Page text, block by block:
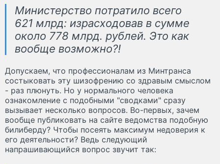
Министерство потратило всего
621 млрд: израсходовав в сумме
около 778 млрд. рублей. Это как
вообще возможно?!
Допускаем, что профессионалам из Минтранса
состыковать эту шизофрению со здравым смыслом
- раз плюнуть. Но у нормального человека
ознакомление с подобными "сводками" сразу
вызывает несколько вопросов. Во-первых, зачем
вообще публиковать на сайте ведомства подобную
билиберду? Чтобы посеять максимум недоверия к
его деятельности? Ведь следующий
напрашивающийся вопрос звучит так: